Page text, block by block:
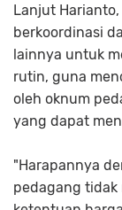
Lanjut
berkoordinasi
lainnya untuk
rutin, guna
oleh oknum
yang dapat
"Harapannya
pedagang